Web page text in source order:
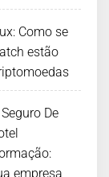
Como se
estão
De
empresa,